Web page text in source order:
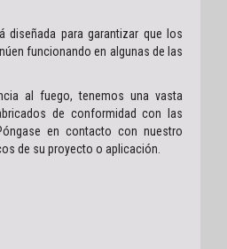
diseñada para garantizar que los
funcionando en algunas de las
al fuego, tenemos una vasta
de conformidad con las
en contacto con nuestro
de su proyecto o aplicación.